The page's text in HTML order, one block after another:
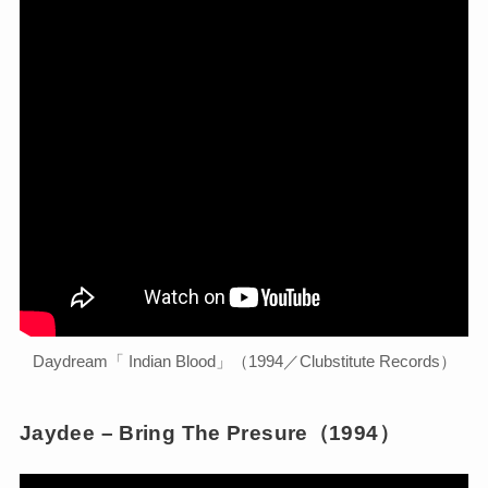
Daydream「 Indian Blood」（1994／Clubstitute Records）
Jaydee – Bring The Presure（1994）